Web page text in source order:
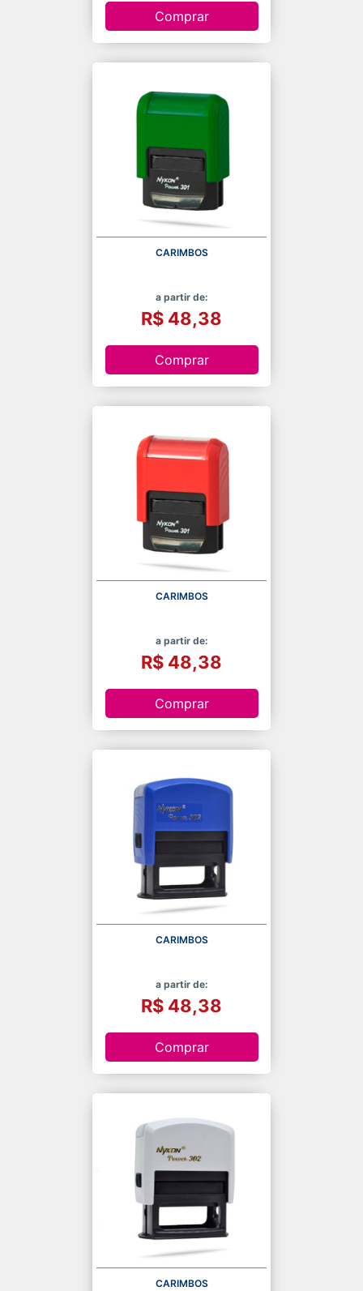
Comprar
CARIMBOS
a partir de:
R$ 48,38
Comprar
CARIMBOS
a partir de:
R$ 48,38
Comprar
CARIMBOS
a partir de:
R$ 48,38
Comprar
CARIMBOS